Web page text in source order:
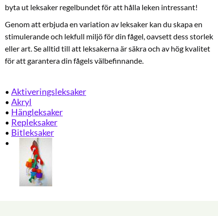
byta ut leksaker regelbundet för att hålla leken intressant!
Genom att erbjuda en variation av leksaker kan du skapa en
stimulerande och lekfull miljö för din fågel, oavsett dess storlek
eller art. Se alltid till att leksakerna är säkra och av hög kvalitet
för att garantera din fågels välbefinnande.
Aktiveringsleksaker
Akryl
Hängleksaker
Repleksaker
Bitleksaker